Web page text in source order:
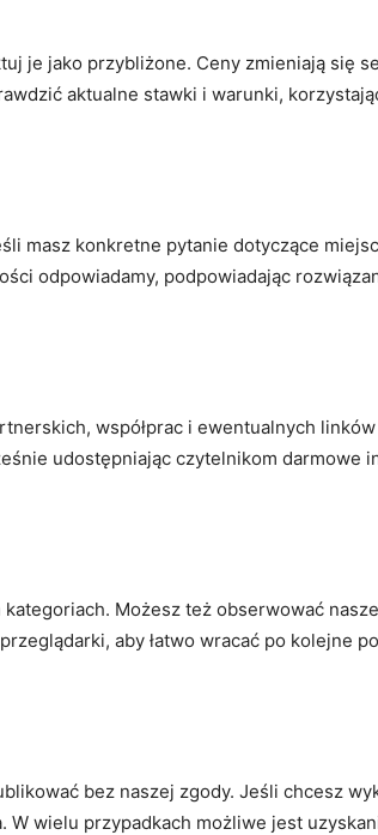
je jako przybliżone. Ceny zmieniają się
aktualne stawki i warunki,
masz konkretne pytanie dotyczące
odpowiadamy, podpowiadając
współprac i ewentualnych
udostępniając czytelnikom darmowe
Możesz też obserwować
aby łatwo wracać po kolejne
bez naszej zgody. Jeśli chcesz
wielu przypadkach możliwe jest